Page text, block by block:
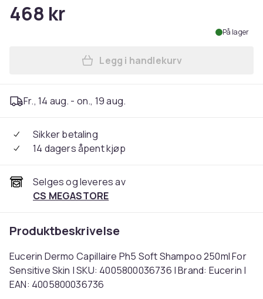
468 kr
På lager
Legg Eucerin Dermo
Legg i handlekurv
Fr., 14 aug. - on., 19 aug.
Sikker betaling
14 dagers åpent kjøp
Selges og leveres av
CS MEGASTORE
Produktbeskrivelse
Eucerin Dermo Capillaire Ph5 Soft Shampoo 250ml For
Sensitive Skin | SKU: 4005800036736 | Brand: Eucerin |
EAN: 4005800036736